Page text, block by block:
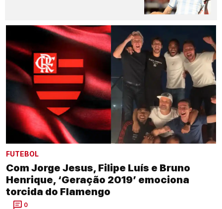
FUTEBOL
Com Jorge Jesus, Filipe Luís e Bruno
Henrique, ‘Geração 2019’ emociona
torcida do Flamengo
0